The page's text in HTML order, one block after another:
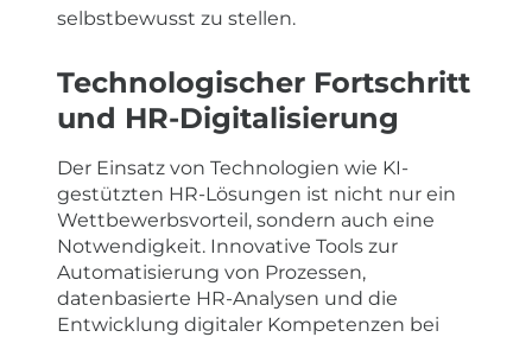
selbstbewusst zu stellen.
Technologischer Fortschritt
und HR-Digitalisierung
Der Einsatz von Technologien wie KI-
gestützten HR-Lösungen ist nicht nur ein
Wettbewerbsvorteil, sondern auch eine
Notwendigkeit. Innovative Tools zur
Automatisierung von Prozessen,
datenbasierte HR-Analysen und die
Entwicklung digitaler Kompetenzen bei